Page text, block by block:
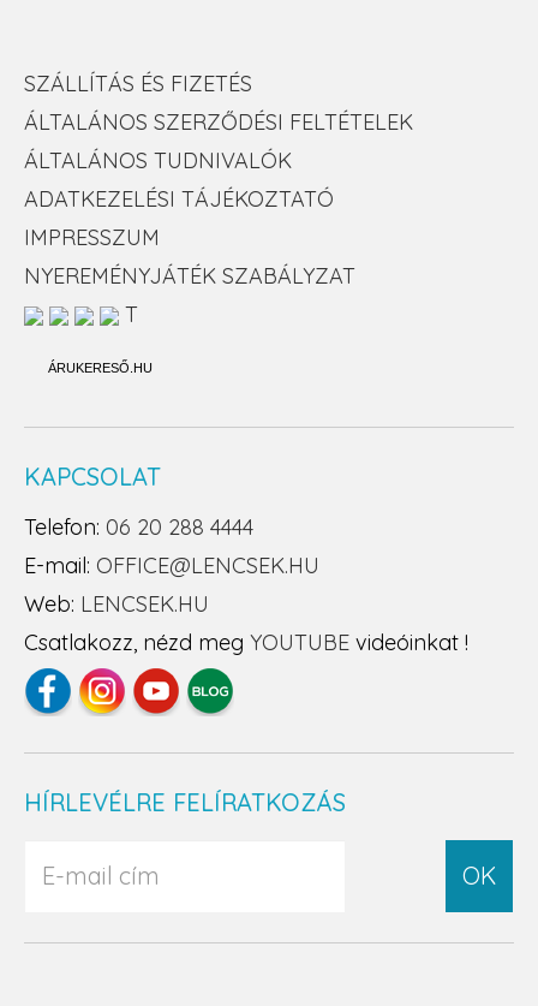
SZÁLLÍTÁS ÉS FIZETÉS
ÁLTALÁNOS SZERZŐDÉSI FELTÉTELEK
ÁLTALÁNOS TUDNIVALÓK
ADATKEZELÉSI TÁJÉKOZTATÓ
IMPRESSZUM
NYEREMÉNYJÁTÉK SZABÁLYZAT
T
ÁRUKERESŐ.HU
KAPCSOLAT
Telefon: 06 20 288 4444
E-mail: OFFICE@LENCSEK.HU
Web: LENCSEK.HU
Csatlakozz, nézd meg YOUTUBE videóinkat !
HÍRLEVÉLRE FELÍRATKOZÁS
OK